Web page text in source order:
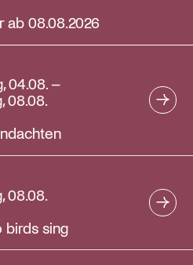
ab 08.08.2026
04.08. –
08.08.
08.08.
birds sing